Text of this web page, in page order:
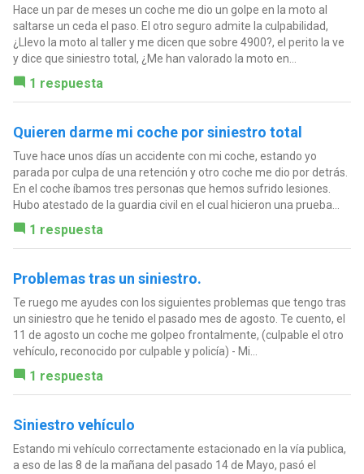
Hace un par de meses un coche me dio un golpe en la moto al
saltarse un ceda el paso. El otro seguro admite la culpabilidad,
¿Llevo la moto al taller y me dicen que sobre 4900?, el perito la ve
y dice que siniestro total, ¿Me han valorado la moto en...
1 respuesta
Quieren darme mi coche por siniestro total
Tuve hace unos días un accidente con mi coche, estando yo
parada por culpa de una retención y otro coche me dio por detrás.
En el coche íbamos tres personas que hemos sufrido lesiones.
Hubo atestado de la guardia civil en el cual hicieron una prueba...
1 respuesta
Problemas tras un siniestro.
Te ruego me ayudes con los siguientes problemas que tengo tras
un siniestro que he tenido el pasado mes de agosto. Te cuento, el
11 de agosto un coche me golpeo frontalmente, (culpable el otro
vehículo, reconocido por culpable y policía) - Mi...
1 respuesta
Siniestro vehículo
Estando mi vehículo correctamente estacionado en la vía publica,
a eso de las 8 de la mañana del pasado 14 de Mayo, pasó el